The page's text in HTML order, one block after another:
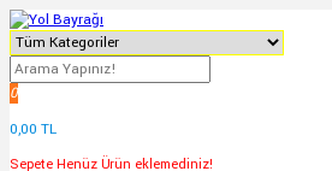
0
0,00 TL
Sepete Henüz Ürün eklemediniz!